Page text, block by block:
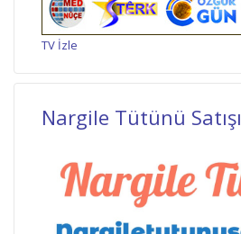
TV İzle
Nargile Tütünü Satışı